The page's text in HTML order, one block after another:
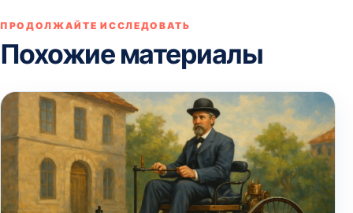
ПРОДОЛЖАЙТЕ ИССЛЕДОВАТЬ
Похожие материалы